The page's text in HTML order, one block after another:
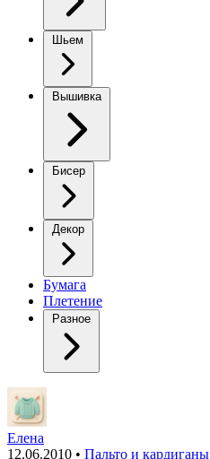
Шьем
Вышивка
Бисер
Декор
Бумага
Плетение
Разное
Вязаное
пальто
Елена
12.06.2010 • Пальто и кардиганы